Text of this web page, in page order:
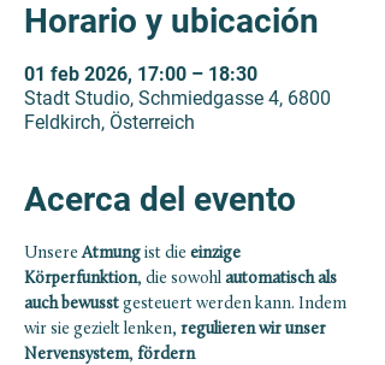
Horario y ubicación
01 feb 2026, 17:00 – 18:30
Stadt Studio, Schmiedgasse 4, 6800
Feldkirch, Österreich
Acerca del evento
Unsere Atmung ist die einzige
Körperfunktion, die sowohl automatisch als
auch bewusst gesteuert werden kann. Indem
wir sie gezielt lenken, regulieren wir unser
Nervensystem, fördern